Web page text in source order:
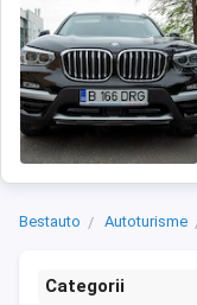
Bestauto Autoturisme
Categorii